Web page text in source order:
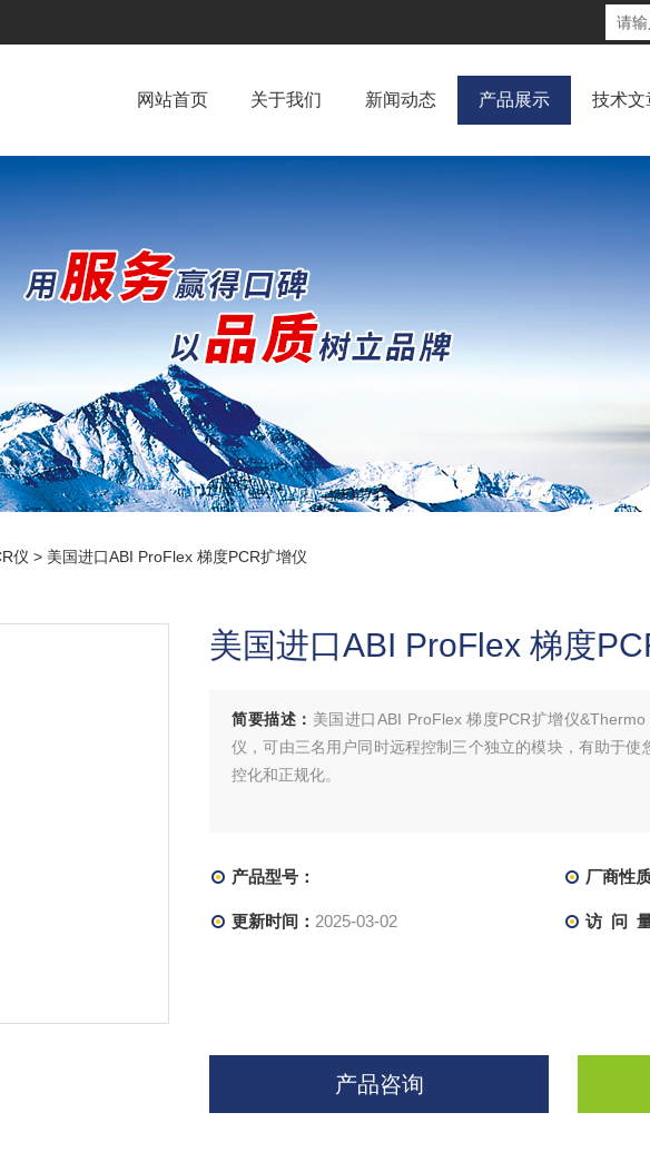
网站首页 关于我们 新闻动态 产品展示 技术文
仪 > 美国进口ABI ProFlex 梯度PCR扩增仪
美国进口ABI ProFlex 梯度
简要描述： 美国进口ABI ProFlex 梯度PCR扩增仪
仪，可由三名用户同时远程控制三个独立的模块，有助于使
控化和正规化。
产品型号： 厂商性
更新时间： 2025-03-02 访 问 量
产品咨询